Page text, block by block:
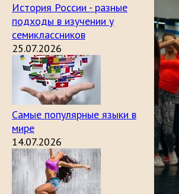
История России - разные
подходы в изучении у
семиклассников
25.07.2026
Самые популярные языки в
мире
14.07.2026